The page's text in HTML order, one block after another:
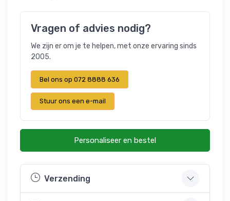
Vragen of advies nodig?
We zijn er om je te helpen, met onze ervaring sinds
2005.
Bel ons op 072 8888 636
Stuur ons een e-mail
Personaliseer en bestel
Verzending